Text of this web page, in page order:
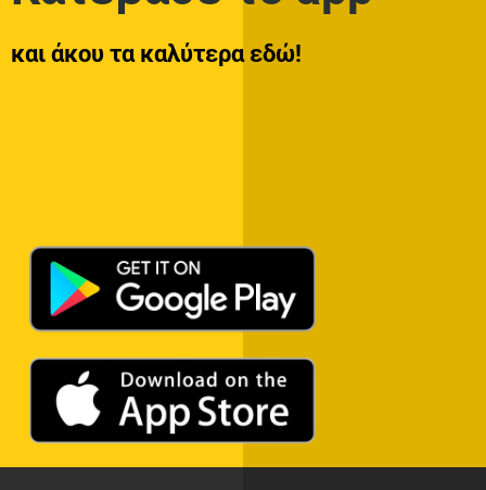
και άκου τα καλύτερα εδώ!